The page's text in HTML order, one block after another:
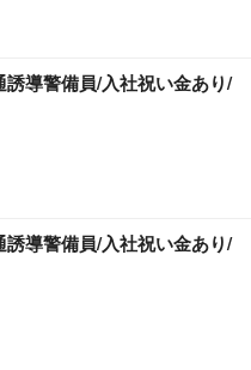
導警備員/入社祝い金あり/
導警備員/入社祝い金あり/